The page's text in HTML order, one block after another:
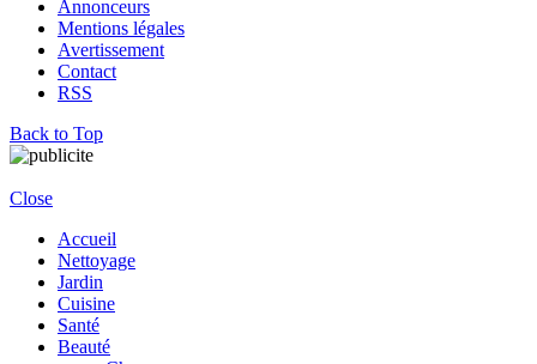
Annonceurs
Mentions légales
Avertissement
Contact
RSS
Back to Top
Close
Accueil
Nettoyage
Jardin
Cuisine
Santé
Beauté